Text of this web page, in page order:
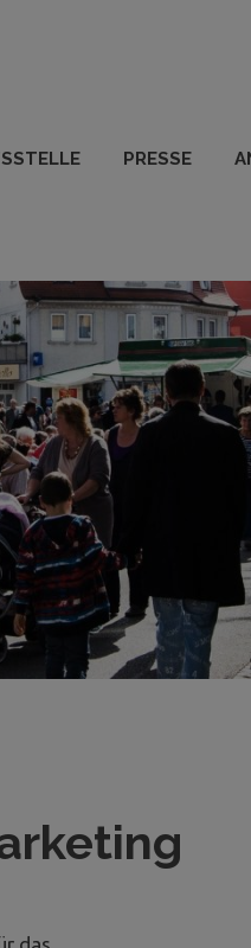
PRESSE
das